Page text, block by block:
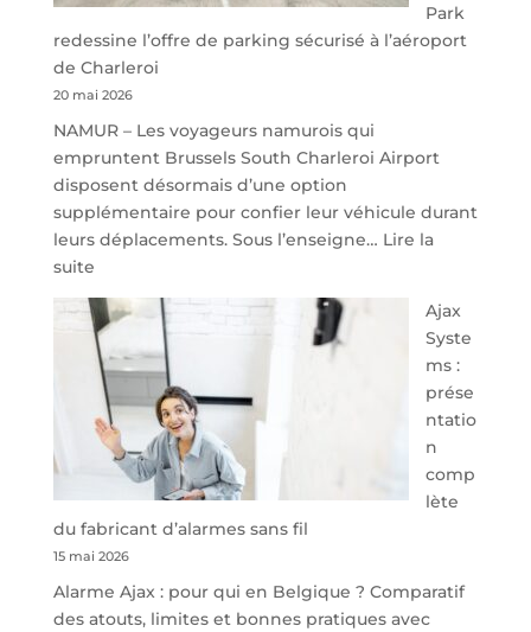
Park
redessine l’offre de parking sécurisé à l’aéroport
de Charleroi
20 mai 2026
NAMUR – Les voyageurs namurois qui
empruntent Brussels South Charleroi Airport
disposent désormais d’une option
supplémentaire pour confier leur véhicule durant
leurs déplacements. Sous l’enseigne… Lire la
suite:
À
40
minutes
de
Namur,
Steveny
Park
redessine
de
parking
sécurisé
à
Ajax
Syste
ms :
prése
ntatio
n
comp
lète
du fabricant d’alarmes sans fil
15 mai 2026
Alarme Ajax : pour qui en Belgique ? Comparatif
des atouts, limites et bonnes pratiques avec